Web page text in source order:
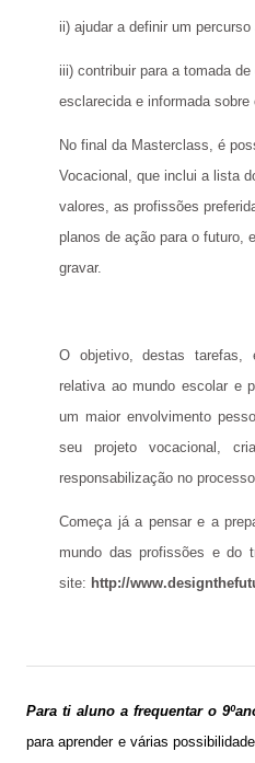
ii) ajudar a definir um
iii) contribuir para a tomada
esclarecida e informada sobre
No final da Masterclass, é
Vocacional, que inclui a lista
valores, as profissões
planos de ação para o futuro,
gravar.
O objetivo, destas tarefas,
relativa ao mundo escolar e
um maior envolvimento
seu projeto vocacional,
responsabilização no
Começa já a pensar e a
mundo das profissões e do
site: http://
Para ti aluno a frequentar o
para aprender e várias